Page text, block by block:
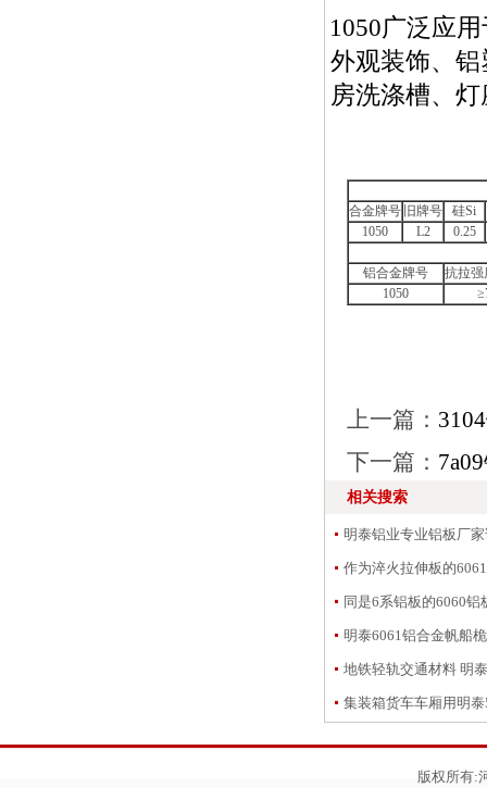
1050广泛应
外观装饰、
房洗涤槽、
合金牌号 旧牌号
硅Si
1050
L2 0.25
铝合金牌号
抗拉强
1050
上一篇：
下一篇：
相关搜索
明泰铝业专业铝板厂
作为淬火拉伸板的
同是6系铝板的6060铝
明泰6061铝合金帆船
地铁轻轨交通材料 明
集装箱货车车厢用明
版权所有: